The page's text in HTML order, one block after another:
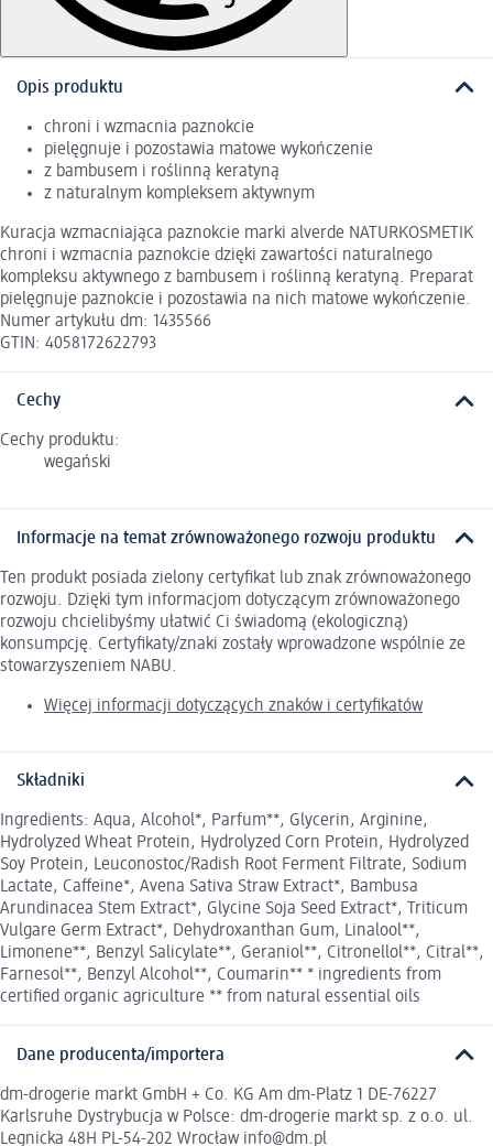
Opis produktu
chroni i wzmacnia paznokcie
pielęgnuje i pozostawia matowe wykończenie
z bambusem i roślinną keratyną
z naturalnym kompleksem aktywnym
Kuracja wzmacniająca paznokcie marki alverde NATURKOSMETIK
chroni i wzmacnia paznokcie dzięki zawartości naturalnego
kompleksu aktywnego z bambusem i roślinną keratyną. Preparat
pielęgnuje paznokcie i pozostawia na nich matowe wykończenie.
Numer artykułu dm: 1435566
GTIN: 4058172622793
Cechy
Cechy produktu:
wegański
Informacje na temat zrównoważonego rozwoju produktu
Ten produkt posiada zielony certyfikat lub znak zrównoważonego
rozwoju. Dzięki tym informacjom dotyczącym zrównoważonego
rozwoju chcielibyśmy ułatwić Ci świadomą (ekologiczną)
konsumpcję. Certyfikaty/znaki zostały wprowadzone wspólnie ze
stowarzyszeniem NABU.
Więcej informacji dotyczących znaków i certyfikatów
Składniki
Ingredients: Aqua, Alcohol*, Parfum**, Glycerin, Arginine,
Hydrolyzed Wheat Protein, Hydrolyzed Corn Protein, Hydrolyzed
Soy Protein, Leuconostoc/Radish Root Ferment Filtrate, Sodium
Lactate, Caffeine*, Avena Sativa Straw Extract*, Bambusa
Arundinacea Stem Extract*, Glycine Soja Seed Extract*, Triticum
Vulgare Germ Extract*, Dehydroxanthan Gum, Linalool**,
Limonene**, Benzyl Salicylate**, Geraniol**, Citronellol**, Citral**,
Farnesol**, Benzyl Alcohol**, Coumarin** * ingredients from
certified organic agriculture ** from natural essential oils
Dane producenta/importera
dm-drogerie markt GmbH + Co. KG Am dm-Platz 1 DE-76227
Karlsruhe Dystrybucja w Polsce: dm-drogerie markt sp. z o.o. ul.
Legnicka 48H PL-54-202 Wrocław info@dm.pl